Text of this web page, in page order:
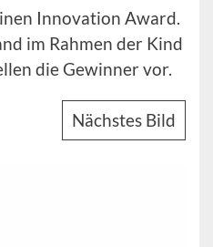
Innovation Award.
im Rahmen der Kind
die Gewinner vor.
Nächstes Bild